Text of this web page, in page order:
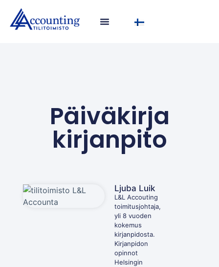
Päiväkirja
kirjanpito
Ljuba Luik
L&L Accouting
toimitusjohtaja,
yli 8 vuoden
kokemus
kirjanpidosta.
Kirjanpidon
opinnot
Helsingin